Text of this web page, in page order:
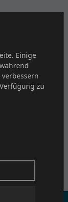
und
Einige
zu